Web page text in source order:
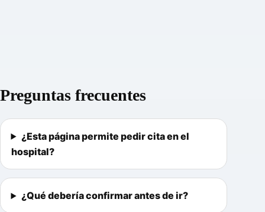
Preguntas frecuentes
¿Esta página permite pedir cita en el
hospital?
¿Qué debería confirmar antes de ir?